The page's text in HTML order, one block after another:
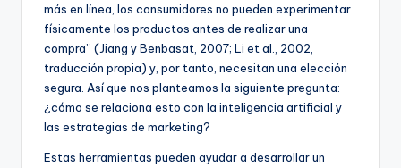
más en línea, los consumidores no pueden experimentar
físicamente los productos antes de realizar una
compra” (Jiang y Benbasat, 2007; Li et al., 2002,
traducción propia) y, por tanto, necesitan una elección
segura. Así que nos planteamos la siguiente pregunta:
¿cómo se relaciona esto con la inteligencia artificial y
las estrategias de marketing?
Estas herramientas pueden ayudar a desarrollar un